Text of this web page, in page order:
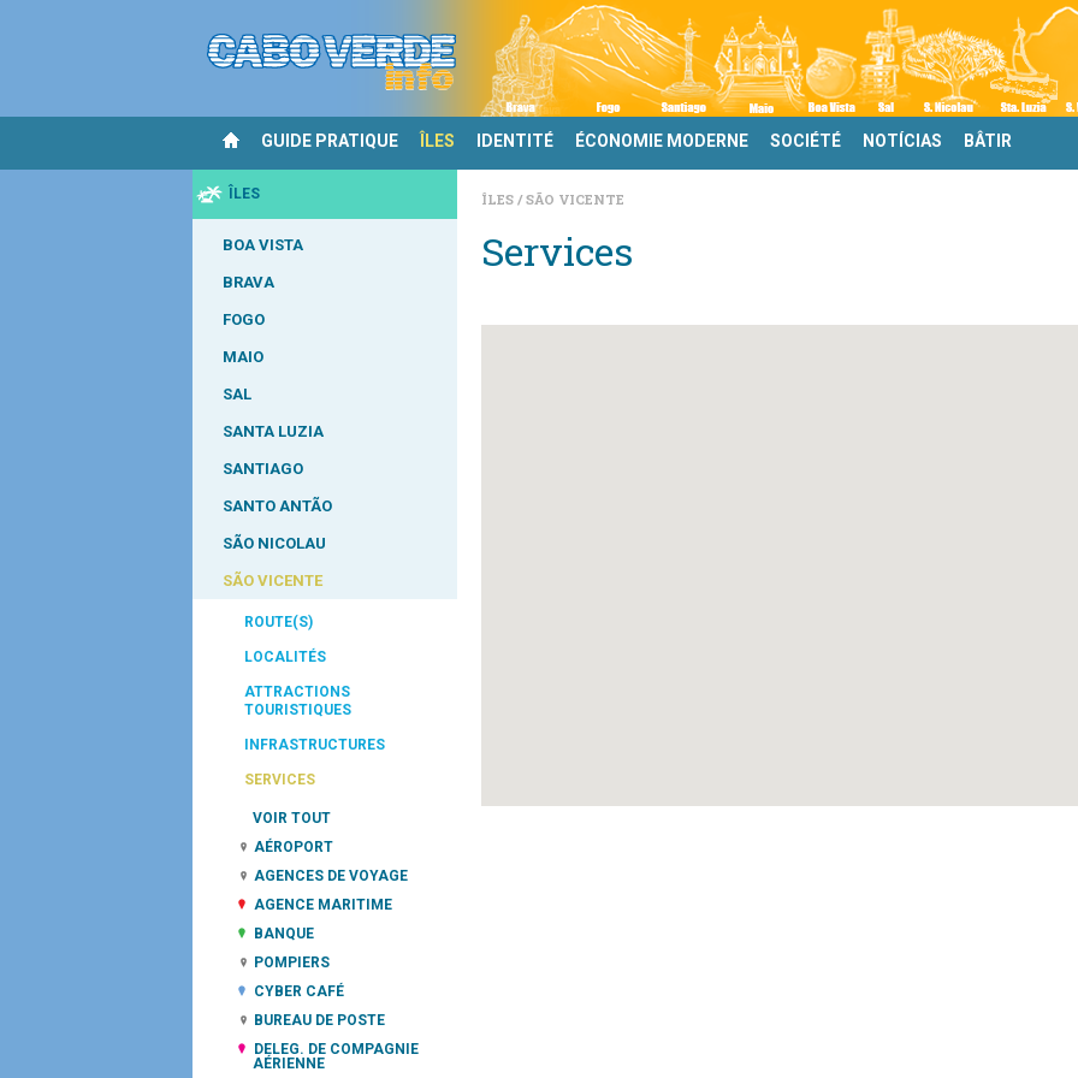
GUIDE PRATIQUE ÎLES IDENTITÉ ÉCONOMIE MODERNE SOCIÉTÉ NOTÍCIAS BÂTIR
ÎLES
BOA VISTA
BRAVA
FOGO
MAIO
SAL
SANTA LUZIA
SANTIAGO
SANTO ANTÃO
SÃO NICOLAU
SÃO VICENTE
ROUTE(S)
LOCALITÉS
ATTRACTIONS
TOURISTIQUES
INFRASTRUCTURES
SERVICES
VOIR TOUT
AÉROPORT
AGENCES DE VOYAGE
AGENCE MARITIME
BANQUE
POMPIERS
CYBER CAFÉ
BUREAU DE POSTE
DELEG. DE COMPAGNIE
AÉRIENNE
ÎLES SÃO VICENTE
Services